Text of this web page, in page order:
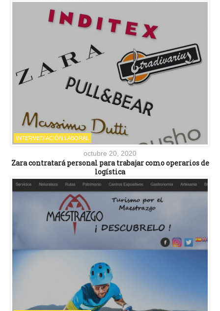
INTERMEDIACIÓN LABORAL
octubre 20, 2020
Zara contratará personal para trabajar como operarios de
logística